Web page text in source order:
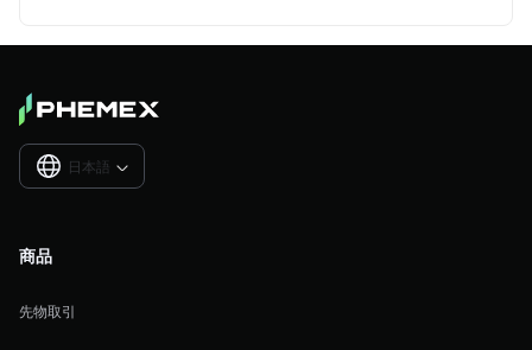
日本語 
商品
先物取引